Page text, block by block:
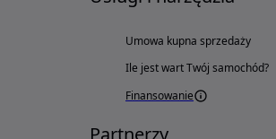
Umowa kupna sprzedaży
Ile jest wart Twój samochód?
Finansowanie
Partnerzy